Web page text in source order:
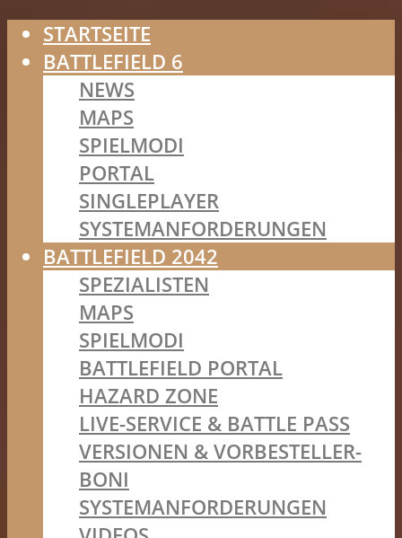
STARTSEITE
BATTLEFIELD 6
NEWS
MAPS
SPIELMODI
PORTAL
SINGLEPLAYER
SYSTEMANFORDERUNGEN
BATTLEFIELD 2042
SPEZIALISTEN
MAPS
SPIELMODI
BATTLEFIELD PORTAL
HAZARD ZONE
LIVE-SERVICE & BATTLE PASS
VERSIONEN & VORBESTELLER-
BONI
SYSTEMANFORDERUNGEN